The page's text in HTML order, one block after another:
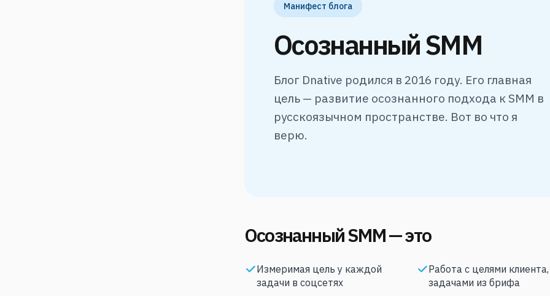
Манифест блога
Осознанный SMM
Блог Dnative родился в 2016 году. Его главная
цель — развитие осознанного подхода к SMM в
русскоязычном пространстве. Вот во что я
верю.
Осознанный SMM — это
Измеримая цель у каждой
задачи в соцсетях
Работа с целями
задачами из брифа